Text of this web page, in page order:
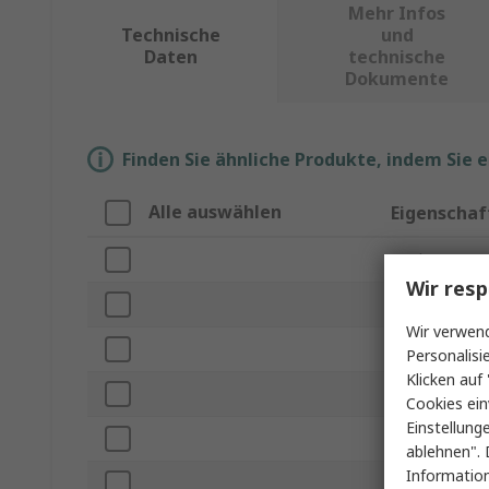
Technische
Daten
Mehr Infos
und
technische
Dokumente
Finden Sie ähnliche Produkte, indem
Alle auswählen
Marke
Produkt Typ
Achsenanzahl
IP-Schutzart
Grifftype
Wir
Wir
Klicken
Cookies
ablehnen".